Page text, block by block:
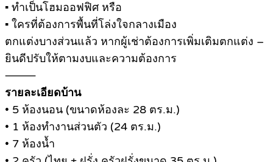
▪ ทำเป็นโฮมออฟฟิศ หรือ
▪ ใครที่ต้องการพื้นที่โล่งใจกลางเมือง
ตกแต่งบางส่วนแล้ว หากผู้เช่าต้องการเพิ่มเติมตกแต่ง –
ยินดีปรับให้ตามงบและความต้องการ
⸻
รายละเอียดบ้าน
• 5 ห้องนอน (ขนาดห้องละ 28 ตร.ม.)
• 1 ห้องทำงานส่วนตัว (24 ตร.ม.)
• 7 ห้องน้ำ